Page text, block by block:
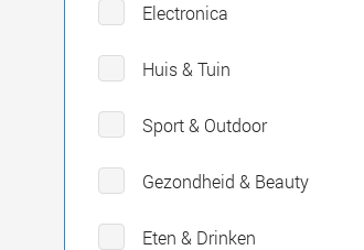
Electronica
Huis & Tuin
Sport & Outdoor
Gezondheid & Beauty
Eten & Drinken